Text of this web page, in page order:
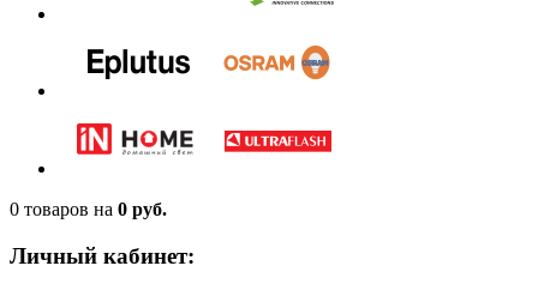
0 товаров на 0 руб.
Личный кабинет: